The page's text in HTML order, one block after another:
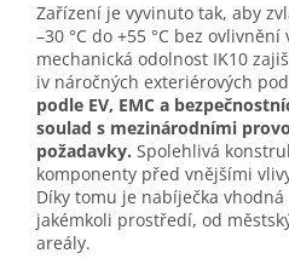
Zařízení je vyvinuto tak, aby
–30 °C do +55 °C bez
mechanická odolnost IK10
iv náročných exteriérových
podle EV, EMC a
soulad s mezinárodními
požadavky. Spolehlivá
komponenty před vnějšími
Díky tomu je nabíječka
jakémkoli prostředí, od
areály.